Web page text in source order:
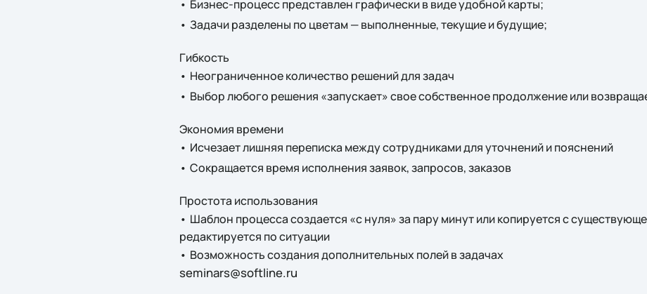
• Бизнес-процесс представлен графически в виде удобной карты;
• Задачи разделены по цветам — выполненные, текущие и будущие;
Гибкость
• Неограниченное количество решений для задач
• Выбор любого решения «запускает» свое собственное продолжение или
Экономия времени
• Исчезает лишняя переписка между сотрудниками для уточнений и пояснений
• Сокращается время исполнения заявок, запросов, заказов
Простота использования
• Шаблон процесса создается «с нуля» за пару минут или копируется с
редактируется по ситуации
• Возможность создания дополнительных полей в задачах
seminars@softline.ru